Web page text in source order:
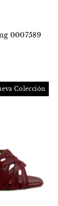
0007589
Colección